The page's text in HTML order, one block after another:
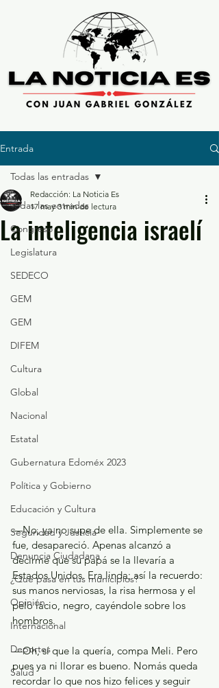
Entrada
Todas las entradas
Congreso
Legislatura
SEDECO
GEM
GEM
DIFEM
Cultura
Global
Nacional
Estatal
Gubernatura Edoméx 2023
Política y Gobierno
Educación y Cultura
Seguridad y Justicia
Denuncia Ciudadana
¿Qué pasa en tus municipios?
Opinión
Internacional
Deportes
Salud
Todas las entradas
La inteligencia israelí
Redacción: La Noticia Es
17 may 3 min de lectura
—No, ya no supe de ella. Simplemente se
fue, desapareció. Apenas alcanzó a
decirme que su papá se la llevaría a
Estados Unidos. Era linda; así la recuerdo:
sus manos nerviosas, la risa hermosa y el
pelo lacio, negro, cayéndole sobre los
hombros.
—Oh, sí que la quería, compa Meli. Pero
pues ya ni llorar es bueno. Nomás queda
recordar lo que nos hizo felices y seguir